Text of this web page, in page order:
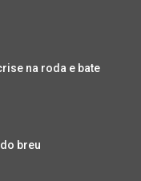
na roda e bate
breu